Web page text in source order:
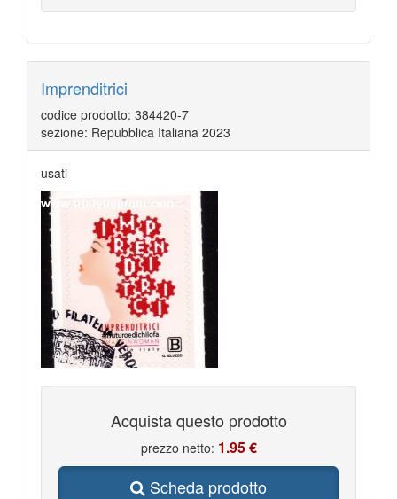
Imprenditrici
codice prodotto: 384420-7
sezione: Repubblica Italiana 2023
usati
Acquista questo prodotto
prezzo netto: 1.95 €
Scheda prodotto